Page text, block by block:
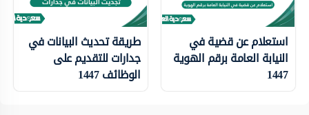
استعلام عن قضية في
النيابة العامة برقم الهوية
1447
طريقة تحديث البيانات في
جدارات للتقديم على
الوظائف 1447